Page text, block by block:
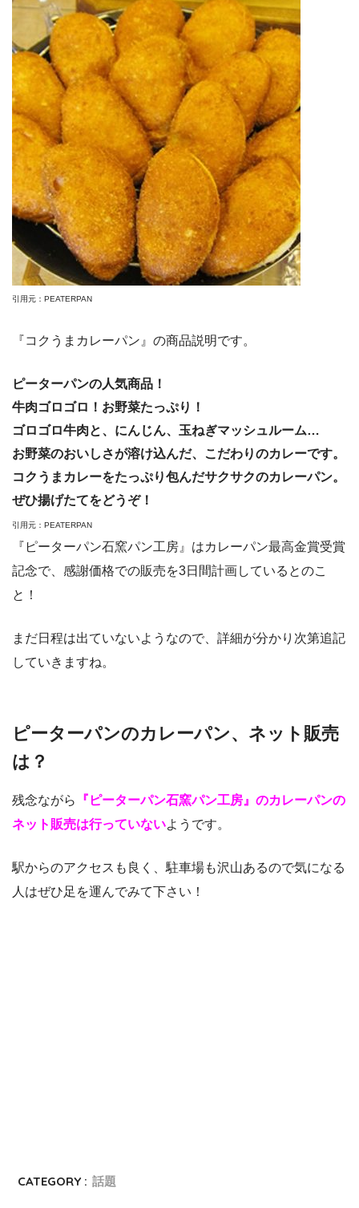
引用元：PEATERPAN
『コクうまカレーパン』の商品説明です。
ピーターパンの人気商品！
牛肉ゴロゴロ！お野菜たっぷり！
ゴロゴロ牛肉と、にんじん、玉ねぎマッシュルーム…
お野菜のおいしさが溶け込んだ、こだわりのカレーです。
コクうまカレーをたっぷり包んだサクサクのカレーパン。
ぜひ揚げたてをどうぞ！
引用元：PEATERPAN
『ピーターパン石窯パン工房』はカレーパン最高金賞受賞
記念で、 感謝価格での販売を3日間計画しているとのこ
と！
まだ日程は出ていないようなので、詳細が分かり次第追記
していきますね。
ピーターパンのカレーパン、ネット販売
は？
残念ながら
『ピーターパン石窯パン工房』のカレーパンの
ネット販売は行っていないようです。
駅からのアクセスも良く、駐車場も沢山あるので気になる
人はぜひ足を運んでみて下さい！
CATEGORY : 話題